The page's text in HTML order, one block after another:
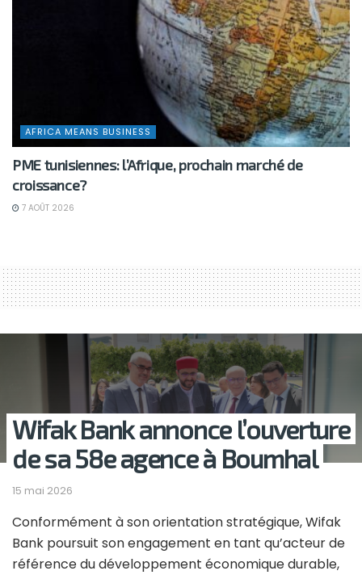
AFRICA MEANS BUSINESS
PME tunisiennes: l’Afrique, prochain marché de
croissance?
7 AOÛT 2026
Wifak Bank annonce l’ouverture
de sa 58e agence à Boumhal
15 mai 2026
Conformément à son orientation stratégique, Wifak
Bank poursuit son engagement en tant qu’acteur de
référence du développement économique durable,